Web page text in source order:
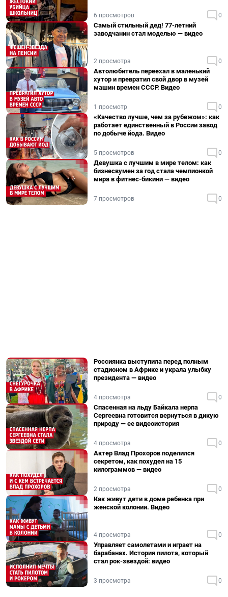
6 просмотров 0
Самый стильный дед! 77-летний
заводчанин стал моделью — видео
2 просмотра 0
Автолюбитель переехал в маленький
хутор и превратил свой двор в музей
машин времен СССР. Видео
1 просмотр 0
«Качество лучше, чем за рубежом»: как
работает единственный в России завод
по добыче йода. Видео
5 просмотров 0
Девушка с лучшим в мире телом: как
бизнесвумен за год стала чемпионкой
мира в фитнес-бикини — видео
7 просмотров 0
Россиянка выступила перед полным
стадионом в Африке и украла улыбку
президента — видео
4 просмотра 0
Спасенная на льду Байкала нерпа
Сергеевна готовится вернуться в дикую
природу — ее видеоистория
4 просмотра 0
Актер Влад Прохоров поделился
секретом, как похудел на 15
килограммов — видео
2 просмотра 0
Как живут дети в доме ребенка при
женской колонии. Видео
4 просмотра 0
Управляет самолетами и играет на
барабанах. История пилота, который
стал рок-звездой: видео
3 просмотра 0